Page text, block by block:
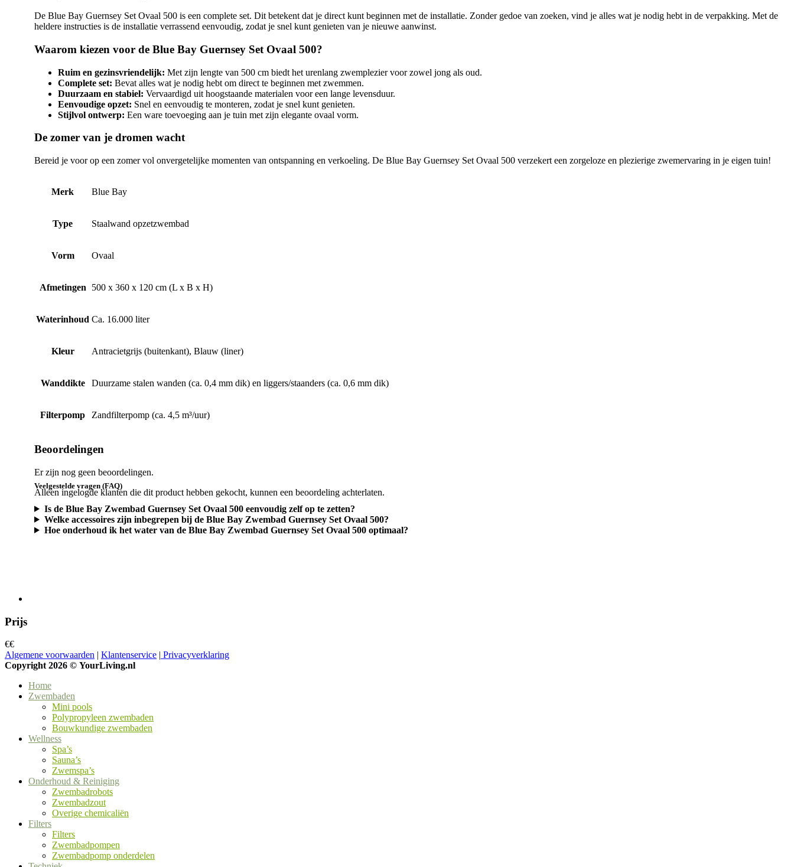
De Blue Bay Guernsey Set Ovaal 500 is een complete set. Dit betekent dat je direct kunt beginnen met de installatie. Zonder gedoe van zoeken, vind je alles wat je nodig hebt in de verpakking. Met de
heldere instructies is de installatie verrassend eenvoudig, zodat je snel kunt genieten van je nieuwe aanwinst.
Waarom kiezen voor de Blue Bay Guernsey Set Ovaal 500?
Ruim en gezinsvriendelijk: Met zijn lengte van 500 cm biedt het urenlang zwemplezier voor zowel jong als oud.
Complete set: Bevat alles wat je nodig hebt om direct te beginnen met zwemmen.
Duurzaam en stabiel: Vervaardigd uit hoogstaande materialen voor een lange levensduur.
Eenvoudige opzet: Snel en eenvoudig te monteren, zodat je snel kunt genieten.
Stijlvol ontwerp: Een ware toevoeging aan je tuin met zijn elegante ovaal vorm.
De zomer van je dromen wacht
Bereid je voor op een zomer vol onvergetelijke momenten van ontspanning en verkoeling. De Blue Bay Guernsey Set Ovaal 500 verzekert een zorgeloze en plezierige zwemervaring in je eigen tuin!
Merk Blue Bay
Type Staalwand opzetzwembad
Vorm Ovaal
Afmetingen 500 x 360 x 120 cm (L x B x H)
Waterinhoud Ca. 16.000 liter
Kleur Antracietgrijs (buitenkant), Blauw (liner)
Wanddikte Duurzame stalen wanden (ca. 0,4 mm dik) en liggers/staanders (ca. 0,6 mm dik)
Filterpomp Zandfilterpomp (ca. 4,5 m³/uur)
Beoordelingen
Er zijn nog geen beoordelingen.
Alleen ingelogde klanten die dit product hebben gekocht, kunnen een beoordeling achterlaten.
Veelgestelde vragen (FAQ)
Is de Blue Bay Zwembad Guernsey Set Ovaal 500 eenvoudig zelf op te zetten?
Welke accessoires zijn inbegrepen bij de Blue Bay Zwembad Guernsey Set Ovaal 500?
Hoe onderhoud ik het water van de Blue Bay Zwembad Guernsey Set Ovaal 500 optimaal?
Prijs
€€
Algemene voorwaarden | Klantenservice | Privacyverklaring
Copyright 2026 © YourLiving.nl
Home
Zwembaden
Mini pools
Polypropyleen zwembaden
Bouwkundige zwembaden
Wellness
Spa’s
Sauna’s
Zwemspa’s
Onderhoud & Reiniging
Zwembadrobots
Zwembadzout
Overige chemicaliën
Filters
Filters
Zwembadpompen
Zwembadpomp onderdelen